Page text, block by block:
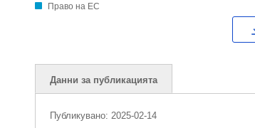
Право на ЕС
Данни за публикацията
Публикувано: 2025-02-14